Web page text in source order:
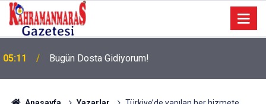
05:11 Bugün Dosta Gidiyorum!